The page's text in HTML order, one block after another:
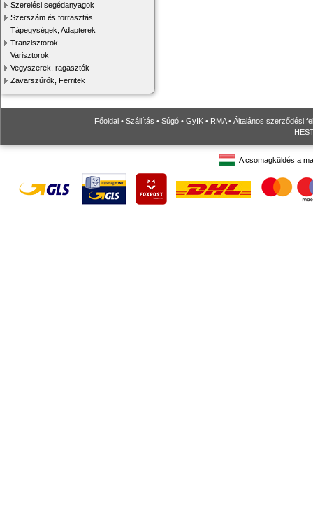
Szerelési segédanyagok
Szerszám és forrasztás
Tápegységek, Adapterek
Tranzisztorok
Varisztorok
Vegyszerek, ragasztók
Zavarszűrők, Ferritek
Főoldal • Szállítás • Súgó • GyIK • RMA• Általános szerződési
A csomagküldés a